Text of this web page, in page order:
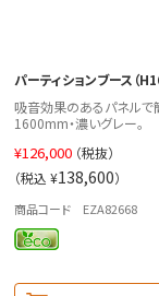
パーティションブース（
吸音効果のあるパネルで
1600mm・濃いグレー。
¥126,000 （税抜）
（税込 ¥138,600）
商品コード EZA82668